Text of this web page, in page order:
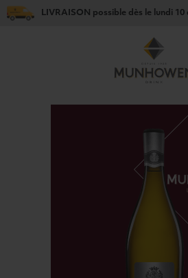
LIVRAISON possible dès le lundi 10